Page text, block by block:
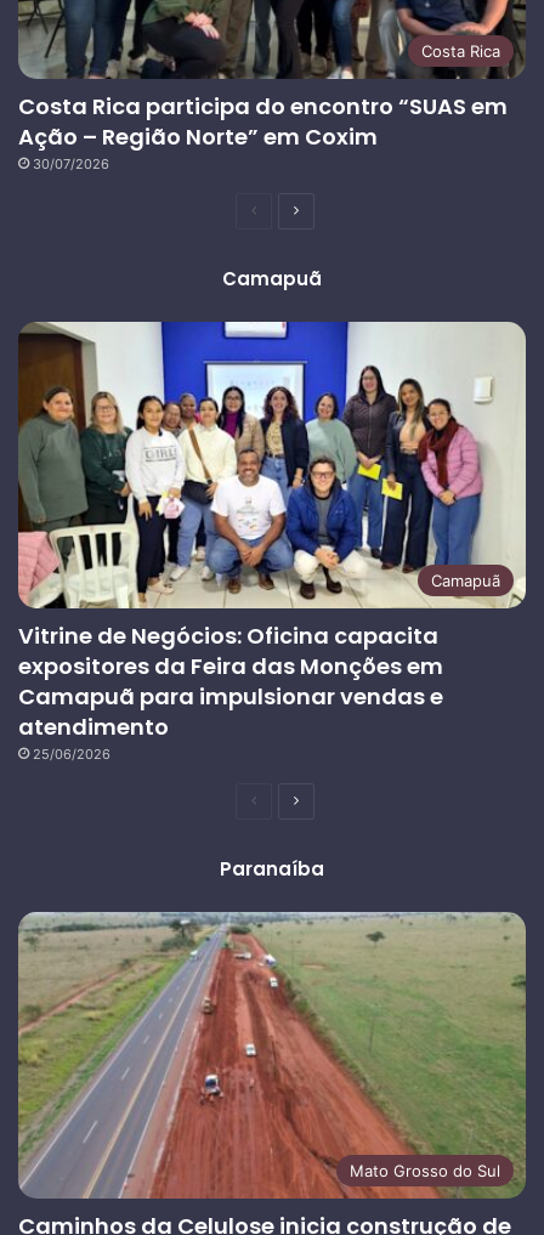
Costa Rica
Costa Rica participa do encontro “SUAS em
Ação – Região Norte” em Coxim
30/07/2026
PáginaPróxima
Camapuã
Camapuã
Vitrine de Negócios: Oficina capacita
expositores da Feira das Monções em
Camapuã para impulsionar vendas e
atendimento
25/06/2026
PáginaPróxima
Paranaíba
Mato Grosso do Sul
Caminhos da Celulose inicia construção de